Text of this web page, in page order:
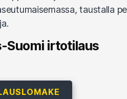
Suomi irtotilaus